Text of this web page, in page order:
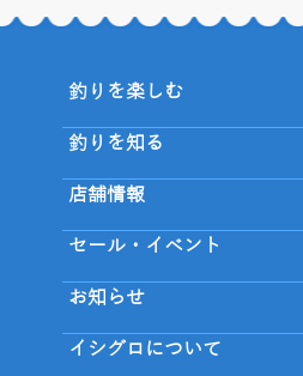
釣りを楽しむ
釣りを知る
店舗情報
セール・イベント
お知らせ
イシグロについて